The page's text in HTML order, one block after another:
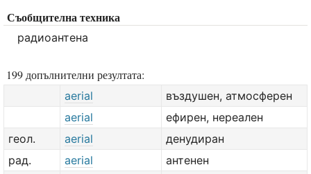
Съобщителна техника
радиоантена
199 допълнителни резултата:
aerial
въздушен, атмосферен
aerial
ефирен, нереален
геол.
aerial
денудиран
рад.
aerial антенен